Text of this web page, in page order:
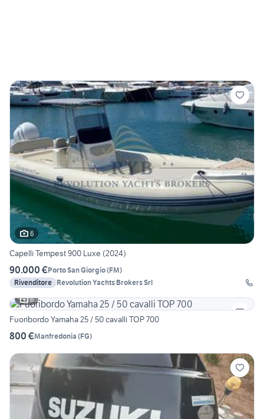
6
Capelli Tempest 900 Luxe (2024)
90.000 €Porto San Giorgio(FM)
Rivenditore Revolution Yachts Brokers Srl
6
Fuoribordo Yamaha 25 / 50 cavalli TOP 700
800 €Manfredonia (FG)